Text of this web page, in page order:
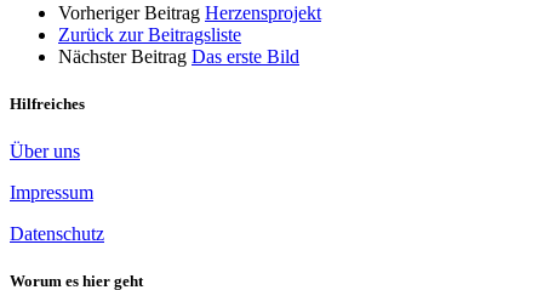
Vorheriger Beitrag Herzensprojekt
Zurück zur Beitragsliste
Nächster Beitrag Das erste Bild
Hilfreiches
Über uns
Impressum
Datenschutz
Worum es hier geht